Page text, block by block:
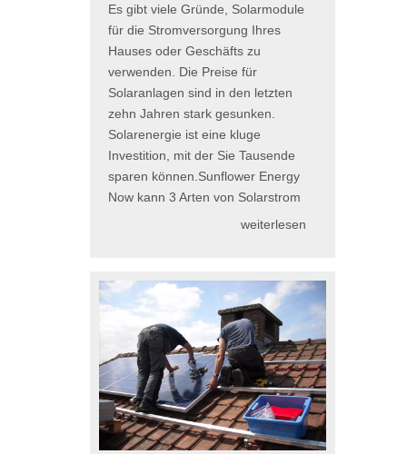
Es gibt viele Gründe, Solarmodule
für die Stromversorgung Ihres
Hauses oder Geschäfts zu
verwenden. Die Preise für
Solaranlagen sind in den letzten
zehn Jahren stark gesunken.
Solarenergie ist eine kluge
Investition, mit der Sie Tausende
sparen können.Sunflower Energy
Now kann 3 Arten von Solarstrom
weiterlesen